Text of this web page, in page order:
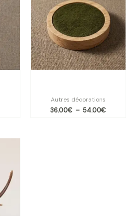
Autres décorations
36.00€ – 54.00€
36.00€
à
54.00€